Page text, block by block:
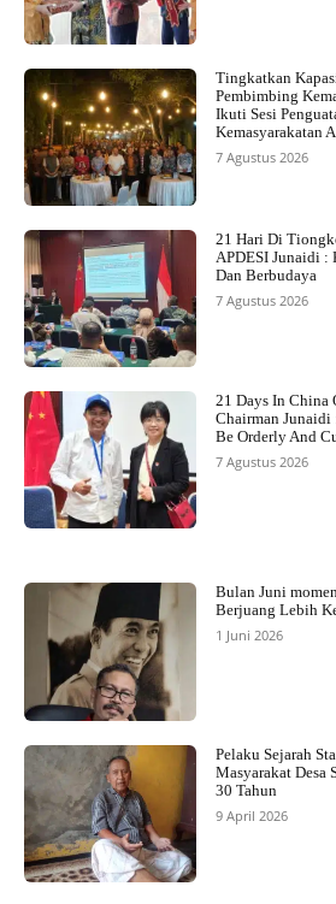
Tingkatkan
Pembimbing
Ikuti Sesi
Kemasyarakatan
7 Agustus 2026
21 Hari Di
APDESI Junaidi :
Dan Berbudaya
7 Agustus 2026
21 Days In China
Chairman Junaidi
Be Orderly And
7 Agustus 2026
Bulan Juni
Berjuang Lebih
1 Juni 2026
Pelaku Sejarah
Masyarakat Desa
30 Tahun
9 April 2026